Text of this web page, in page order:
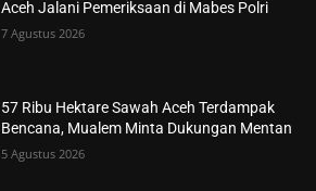
Aceh Jalani Pemeriksaan di Mabes Polri
7 Agustus 2026
57 Ribu Hektare Sawah Aceh Terdampak
Bencana, Mualem Minta Dukungan Mentan
5 Agustus 2026